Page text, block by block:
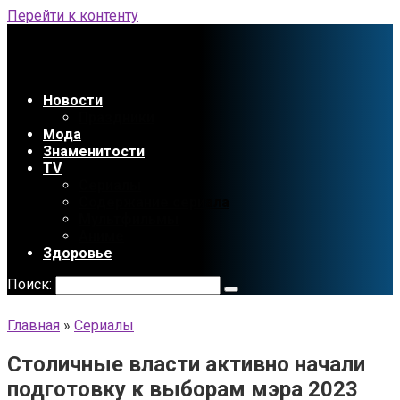
Перейти к контенту
Новости
Мода
Знаменитости
TV
Здоровье
Поиск:
Главная » Сериалы
Столичные власти активно начали
подготовку к выборам мэра 2023